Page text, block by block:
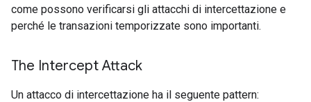
come possono verificarsi gli attacchi di intercettazione e
perché le transazioni temporizzate sono importanti.
The Intercept Attack
Un attacco di intercettazione ha il seguente pattern: